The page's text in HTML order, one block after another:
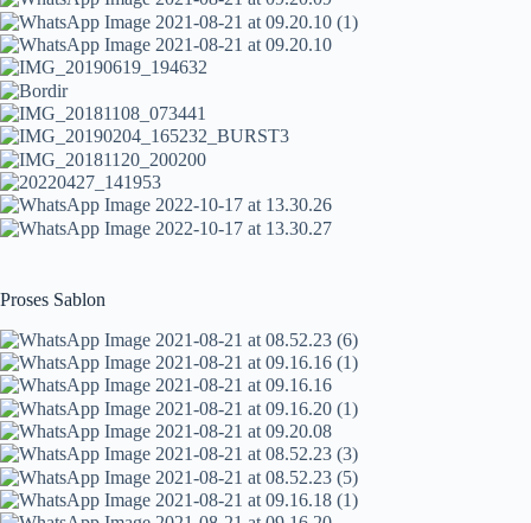
Proses Sablon